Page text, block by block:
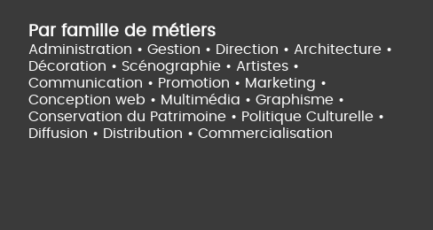
Par famille de métiers
Administration • Gestion • Direction • Architecture •
Décoration • Scénographie • Artistes •
Communication • Promotion • Marketing •
Conception web • Multimédia • Graphisme •
Conservation du Patrimoine • Politique Culturelle •
Diffusion • Distribution • Commercialisation